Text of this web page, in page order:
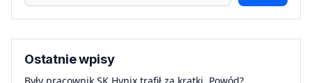
Ostatnie wpisy
Były pracownik SK Hynix trafił za kratki. Powód?